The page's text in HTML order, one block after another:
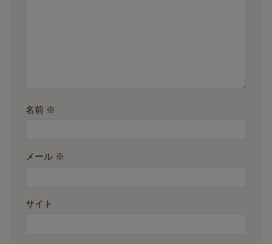
名前 ※
メール ※
サイト